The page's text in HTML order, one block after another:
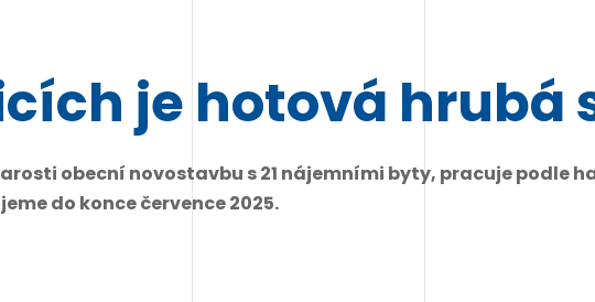
je hotová hrubá
obecní novostavbu s 21 nájemními byty, pracuje podle
do konce července 2025.